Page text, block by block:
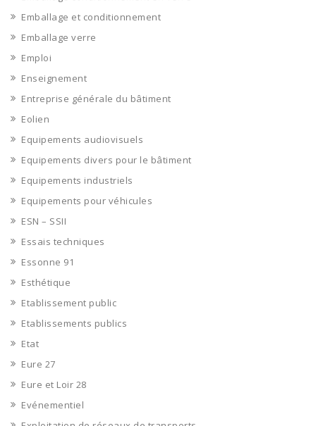
Emballage et conditionnement
Emballage verre
Emploi
Enseignement
Entreprise générale du bâtiment
Eolien
Equipements audiovisuels
Equipements divers pour le bâtiment
Equipements industriels
Equipements pour véhicules
ESN – SSII
Essais techniques
Essonne 91
Esthétique
Etablissement public
Etablissements publics
Etat
Eure 27
Eure et Loir 28
Evénementiel